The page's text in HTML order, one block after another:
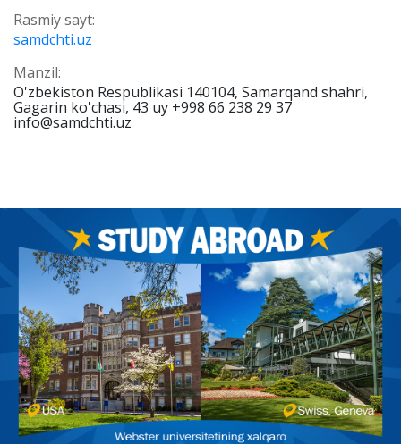
Rasmiy sayt:
samdchti.uz
Manzil:
O'zbekiston Respublikasi 140104, Samarqand shahri,
Gagarin ko'chasi, 43 uy +998 66 238 29 37
info@samdchti.uz